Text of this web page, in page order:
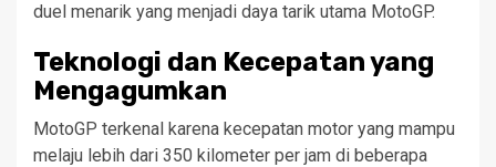
duel menarik yang menjadi daya tarik utama MotoGP.
Teknologi dan Kecepatan yang
Mengagumkan
MotoGP terkenal karena kecepatan motor yang mampu
melaju lebih dari 350 kilometer per jam di beberapa